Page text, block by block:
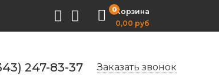
0Корзина
0,00 руб
247-83-37 Заказать звонок